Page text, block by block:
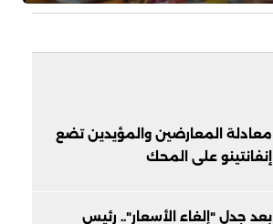
معادلة المعارضين والمؤيدين تضع
إنفانتينو على المحك
بعد جدل "إلغاء الأسعار".. رئيس